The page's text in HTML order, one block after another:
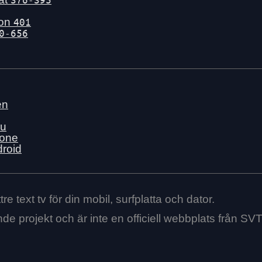
401
656
text tv för din mobil, surfplatta och dator.
projekt och är inte en officiell webbplats från